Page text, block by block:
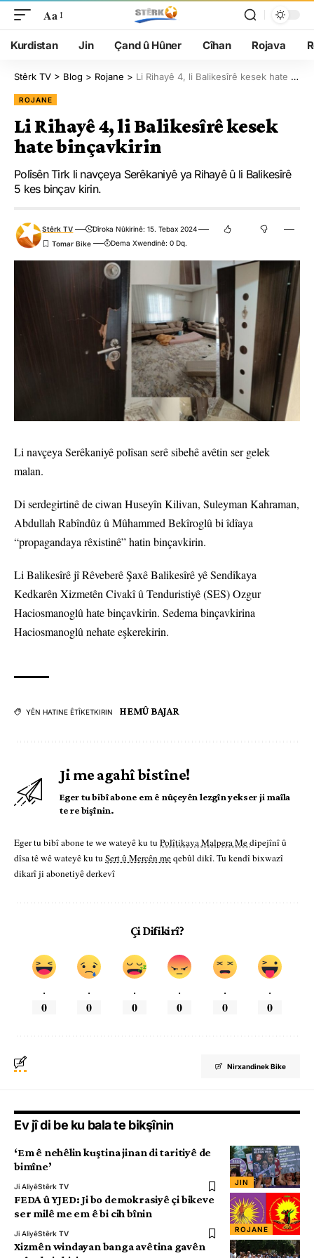
Aa
Kurdistan Jin Çand û Hûner Cîhan Rojava
Stêrk TV > Blog > Rojane > Li Rihayê 4, li Balikesîrê kesek hate binçavkirin
ROJANE
Li Rihayê 4, li Balikesîrê kesek
hate binçavkirin
Polîsên Tirk li navçeya Serêkaniyê ya Rihayê û li Balikesîrê
5 kes binçav kirin.
Stêrk TV
Dîroka Nûkirinê: 15. Tebax 2024
Dema Xwendinê: 0 Dq.
Li navçeya Serêkaniyê polîsan serê sibehê avêtin ser gelek
malan.
Di serdegirtinê de ciwan Huseyîn Kilivan, Suleyman Kahraman,
Abdullah Rabîndûz û Mûhammed Bekîroglû bi îdîaya
“propagandaya rêxistinê” hatin binçavkirin.
Li Balikesîrê jî Rêveberê Şaxê Balikesîrê yê Sendîkaya
Kedkarên Xizmetên Civakî û Tenduristiyê (SES) Ozgur
Haciosmanoglû hate binçavkirin. Sedema binçavkirina
Haciosmanoglû nehate eşkerekirin.
YÊN HATINE ÊTÎKETKIRIN HEMÛ BAJAR
Ji me agahî bistîne!
Eger tu bibî abone em ê nûçeyên lezgîn yekser ji maîla
te re bişînin.
Eger tu bibî abone te we wateyê ku tu Polîtikaya Malpera Medipejînî û
dîsa tê wê wateyê ku tu Şert û Mercên meqebûl dikî. Tu kendî bixwazî
dikarî ji abonetiyê derkevî
Çi Difikirî?
.
0
.
0
.
0
.
0
.
0
.
0
Nirxandinek Bike
Ev jî di be ku bala te bikşînin
JIN
‘Em ê nehêlin kuştina jinan di taritiyê de
bimîne’
Ji AliyêStêrk TV
ROJANE
FEDA û YJED: Ji bo demokrasiyê çi bikeve
ser milê me em ê bi cih bînin
Ji AliyêStêrk TV
Xizmên windayan banga avêtina gavên